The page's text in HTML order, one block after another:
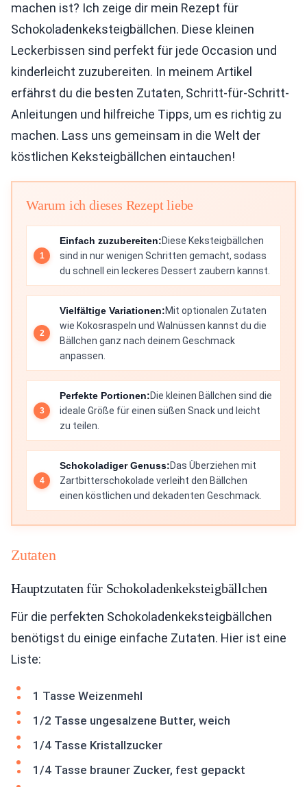
machen ist? Ich zeige dir mein Rezept für
Schokoladenkeksteigbällchen. Diese kleinen
Leckerbissen sind perfekt für jede Occasion und
kinderleicht zuzubereiten. In meinem Artikel
erfährst du die besten Zutaten, Schritt-für-Schritt-
Anleitungen und hilfreiche Tipps, um es richtig zu
machen. Lass uns gemeinsam in die Welt der
köstlichen Keksteigbällchen eintauchen!
Warum ich dieses Rezept liebe
Einfach zuzubereiten:Diese Keksteigbällchen
sind in nur wenigen Schritten gemacht, sodass
du schnell ein leckeres Dessert zaubern kannst.
Vielfältige Variationen:Mit optionalen Zutaten
wie Kokosraspeln und Walnüssen kannst du die
Bällchen ganz nach deinem Geschmack
anpassen.
Perfekte Portionen:Die kleinen Bällchen sind die
ideale Größe für einen süßen Snack und leicht
zu teilen.
Schokoladiger Genuss:Das Überziehen mit
Zartbitterschokolade verleiht den Bällchen
einen köstlichen und dekadenten Geschmack.
Zutaten
Hauptzutaten für Schokoladenkeksteigbällchen
Für die perfekten Schokoladenkeksteigbällchen
benötigst du einige einfache Zutaten. Hier ist eine
Liste:
1 Tasse Weizenmehl
1/2 Tasse ungesalzene Butter, weich
1/4 Tasse Kristallzucker
1/4 Tasse brauner Zucker, fest gepackt